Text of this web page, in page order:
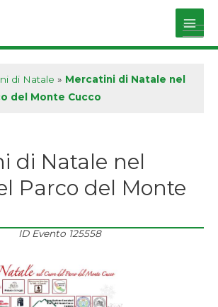
Main
di Natale » Mercatini di Natale nel
del Monte Cucco
di Natale nel
Parco del Monte
ID Evento 125558